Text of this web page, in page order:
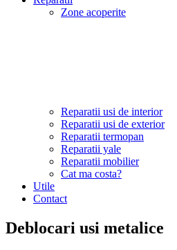
Zone acoperite
Reparatii usi de interior
Reparatii usi de exterior
Reparatii termopan
Reparatii yale
Reparatii mobilier
Cat ma costa?
Utile
Contact
Deblocari usi metalice